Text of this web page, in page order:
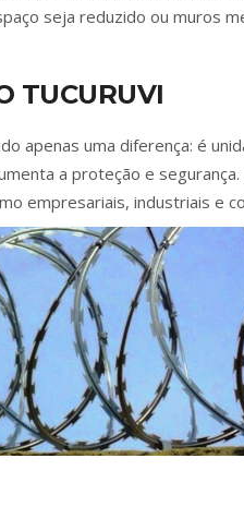
seja reduzido ou muros
TUCURUVI
apenas uma diferença: é
a proteção e
empresariais, industriais e